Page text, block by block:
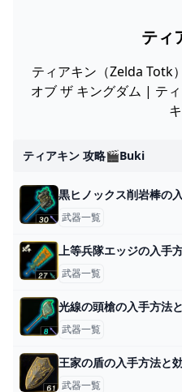
ティ
ティアキン（Zelda Totk
オブ ザ キングダム | テ
ティアキン 攻略🎬buki
黒ヒノックス削岩棒の
武器一覧
上等兵隊エッジの入手
武器一覧
光線の頭槍の入手方法
武器一覧
王家の盾の入手方法と
武器一覧